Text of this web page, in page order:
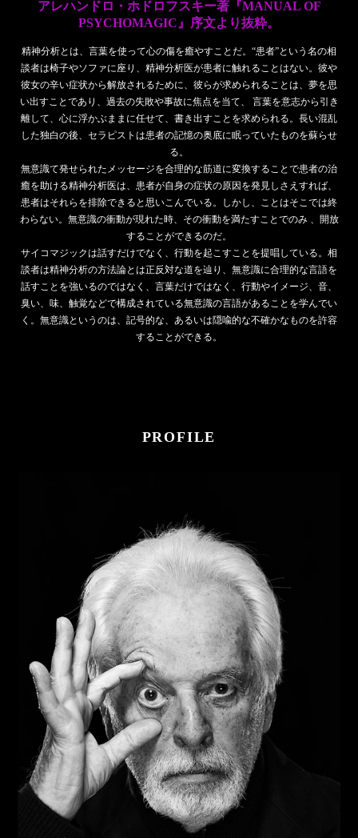
アレハンドロ・ホドロフスキー著『MANUAL OF
PSYCHOMAGIC』序文より抜粋。
精神分析とは、言葉を使って心の傷を癒やすことだ。“患者”という名の相
談者は椅子やソファに座り、精神分析医が患者に触れることはない。彼や
彼女の辛い症状から解放されるために、彼らが求められることは、夢を思
い出すことであり、過去の失敗や事故に焦点を当て、 言葉を意志から引き
離して、心に浮かぶままに任せて、書き出すことを求められる。長い混乱
した独白の後、セラピストは患者の記憶の奥底に眠っていたものを蘇らせ
る。
無意識て発せられたメッセージを合理的な筋道に変換することで患者の治
癒を助ける精神分析医は、患者が自身の症状の原因を発見しさえすれば、
患者はそれらを排除できると思いこんでいる。しかし、ことはそこでは終
わらない。無意識の衝動が現れた時、その衝動を満たすことでのみ 、開放
することができるのだ。
サイコマジックは話すだけでなく、行動を起こすことを提唱している。相
談者は精神分析の方法論とは正反対な道を辿り、無意識に合理的な言語を
話すことを強いるのではなく、言葉だけではなく、行動やイメージ、音、
臭い、味、触覚などで構成されている無意識の言語があることを学んでい
く。無意識というのは、記号的な、あるいは隠喩的な不確かなものを許容
することができる。
PROFILE